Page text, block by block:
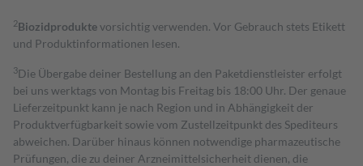
2Biozidproduktevorsichtig verwenden. Vor Gebrauch stets Etikett
und Produktinformationen lesen.
3Die Übergabe deiner Bestellung an den Paketdienstleister erfolgt
bei uns werktags von Montag bis Freitag bis 18:00 Uhr. Der genaue
Lieferzeitpunkt kann je nach Region und in Abhängigkeit der
Produktverfügbarkeit sowie vom Zustellzeitpunkt des Spediteurs
abweichen. Darüber hinaus können notwendige pharmazeutische
Prüfungen, die zu deiner Arzneimittelsicherheit dienen, die